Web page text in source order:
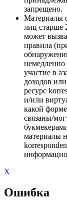
запрещено.
Материалы
лиц старше
может
правила
немедленно
участие в
доходов
ресурс
и/или
какой
связаны/
материалы
X
Ошибка